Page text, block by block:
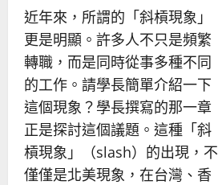
近年來，所謂的「斜槓現象」
更是明顯。許多人不只是頻繁
轉職，而是同時從事多種不同
的工作。請學長簡單介紹一下
這個現象？學長撰寫的那一章
正是探討這個議題。這種「斜
槓現象」（slash）的出現，不
僅僅是北美現象，在台灣、香